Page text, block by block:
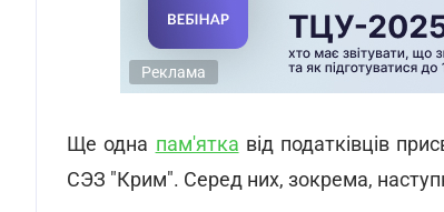
Реклама
Ще одна пам'ятка від податківців
СЭЗ "Крим". Серед них, зокрема,